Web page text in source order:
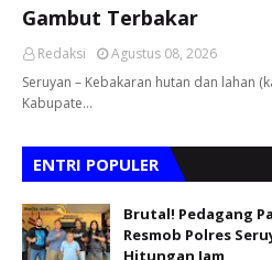
Gambut Terbakar
Redaksi
Agustus 08, 2026
Seruyan – Kebakaran hutan dan lahan
Kabupate…
ENTRI POPULER
Brutal! Pedagang
Resmob Polres
Hitungan Jam